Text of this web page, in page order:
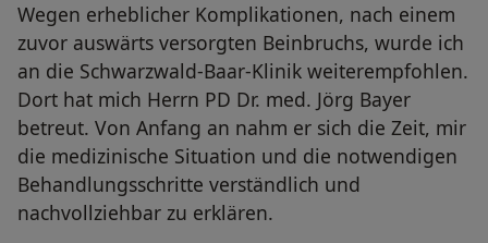
Wegen erheblicher Komplikationen, nach einem
zuvor auswärts versorgten Beinbruchs, wurde ich
an die Schwarzwald-Baar-Klinik weiterempfohlen.
Dort hat mich Herrn PD Dr. med. Jörg Bayer
betreut. Von Anfang an nahm er sich die Zeit, mir
die medizinische Situation und die notwendigen
Behandlungsschritte verständlich und
nachvollziehbar zu erklären.